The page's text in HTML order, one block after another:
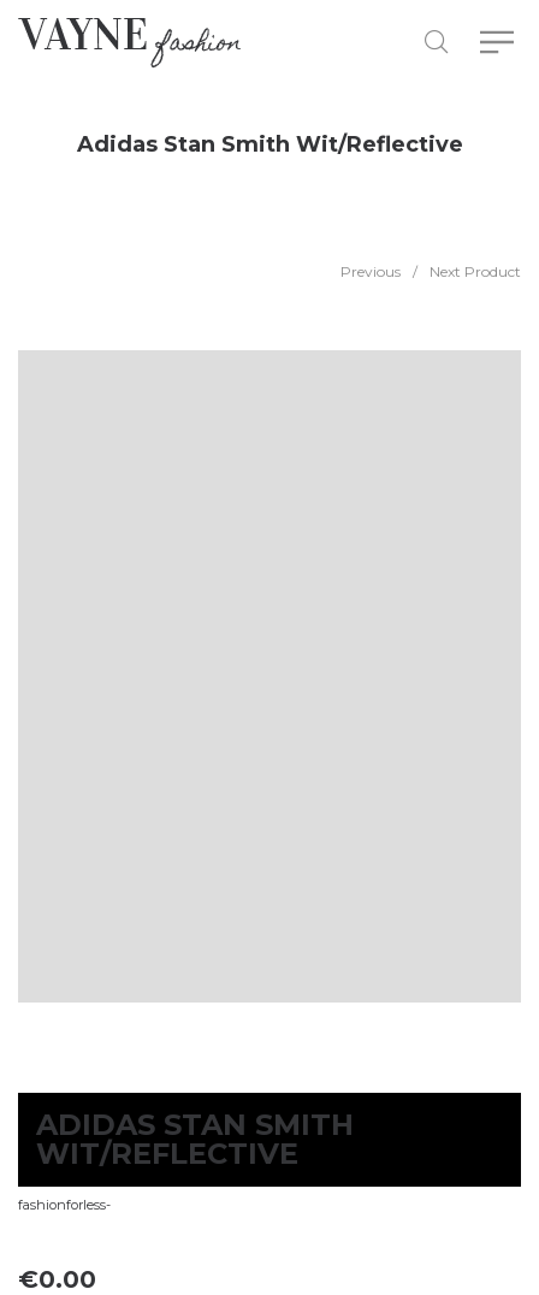
Adidas Stan Smith Wit/Reflective
Previous / Next Product
ADIDAS STAN SMITH
WIT/REFLECTIVE
fashionforless-
€0.00